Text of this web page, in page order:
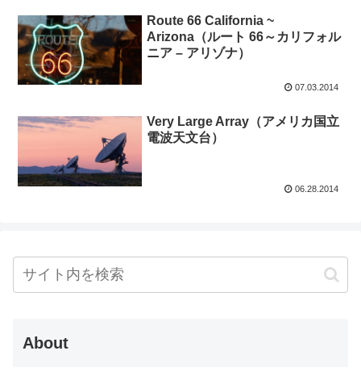
Route 66 California ~
Arizona（ルート 66～カリフォル
ニア – アリゾナ）
07.03.2014
Very Large Array（アメリカ国立
電波天文台）
06.28.2014
About